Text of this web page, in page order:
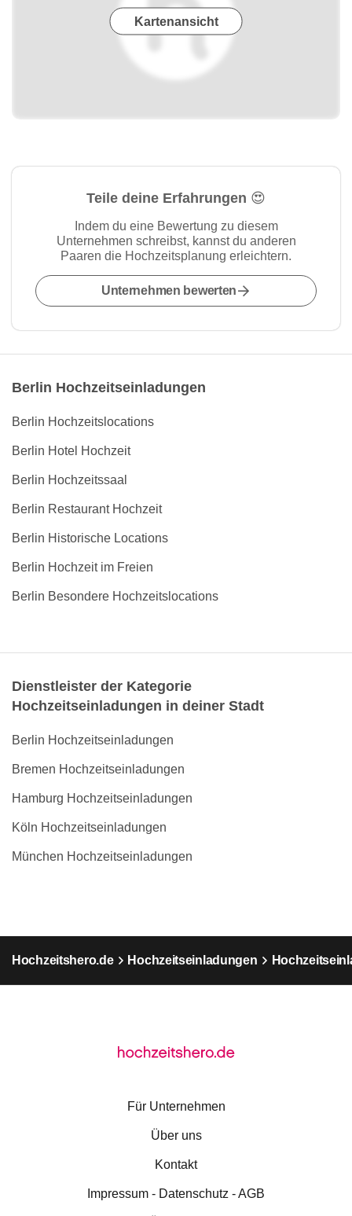
Kartenansicht
Teile deine Erfahrungen 😍
Indem du eine Bewertung zu diesem
Unternehmen schreibst, kannst du anderen
Paaren die Hochzeitsplanung erleichtern.
Unternehmen bewerten
Berlin Hochzeitseinladungen
Berlin Hochzeitslocations
Berlin Hotel Hochzeit
Berlin Hochzeitssaal
Berlin Restaurant Hochzeit
Berlin Historische Locations
Berlin Hochzeit im Freien
Berlin Besondere Hochzeitslocations
Dienstleister der Kategorie
Hochzeitseinladungen in deiner Stadt
Berlin Hochzeitseinladungen
Bremen Hochzeitseinladungen
Hamburg Hochzeitseinladungen
Köln Hochzeitseinladungen
München Hochzeitseinladungen
Hochzeitshero.de Hochzeitseinladungen
Für Unternehmen
Über uns
Kontakt
Impressum - Datenschutz - AGB